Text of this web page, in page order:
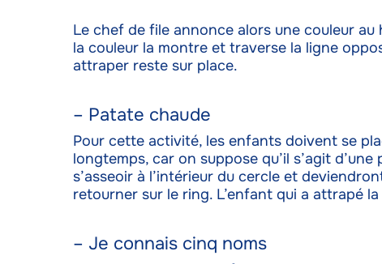
Le chef de file annonce alors une couleur
la couleur la montre et traverse la ligne
attraper reste sur place.
– Patate chaude
Pour cette activité, les enfants doivent se
longtemps, car on suppose qu’il s’agit
s’asseoir à l’intérieur du cercle et
retourner sur le ring. L’enfant qui a attrapé
– Je connais cinq noms